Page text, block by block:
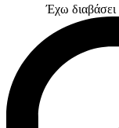
Έχω